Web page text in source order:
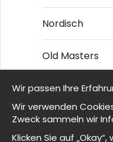
© 2025 Wallnest
Nordisch
Old Masters
Wir sind Wallnest
FAQ
Wir passen Ihre
Wir verwenden
Zweck sammeln wir
Klicken Sie auf